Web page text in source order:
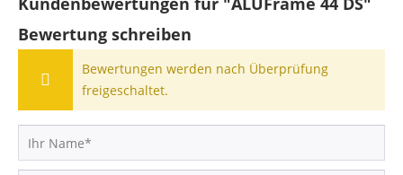
Bewertung schreiben
Bewertungen werden nach Überprüfung
freigeschaltet.